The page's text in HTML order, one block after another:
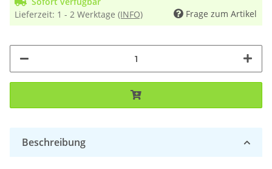
Lieferzeit: 1 - 2 Werktage (INFO) Frage zum Artikel
Beschreibung